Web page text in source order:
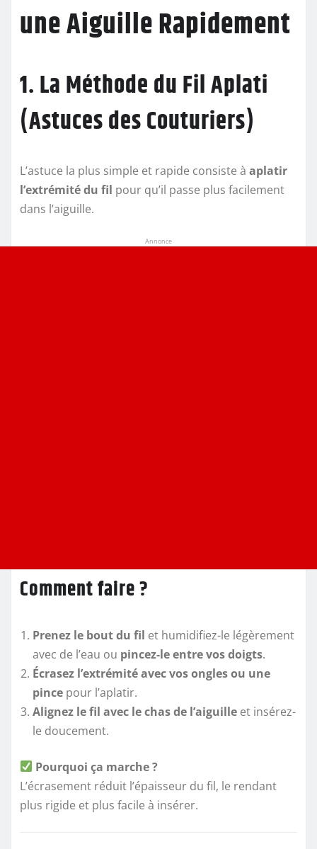
une Aiguille Rapidement
1. La Méthode du Fil Aplati
(Astuces des Couturiers)
L’astuce la plus simple et rapide consiste à aplatir
l’extrémité du fil pour qu’il passe plus facilement
dans l’aiguille.
Annonce
Comment faire ?
Prenez le bout du fil et humidifiez-le légèrement
avec de l’eau ou pincez-le entre vos doigts.
Écrasez l’extrémité avec vos ongles ou une
pince pour l’aplatir.
Alignez le fil avec le chas de l’aiguille et insérez-
le doucement.
Pourquoi ça marche ?
L’écrasement réduit l’épaisseur du fil, le rendant
plus rigide et plus facile à insérer.